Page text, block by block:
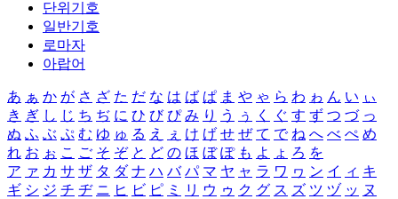
단위기호
일반기호
로마자
아랍어
あ ぁ か が さ ざ た だ な は ば ぱ ま や ゃ ら わ ゎ ん い ぃ
き ぎ し じ ち ぢ に ひ び ぴ み り う ぅ く ぐ す ず つ づ っ
ぬ ふ ぶ ぷ む ゆ ゅ る え ぇ け げ せ ぜ て で ね へ べ ぺ め
れ お ぉ こ ご そ ぞ と ど の ほ ぼ ぽ も よ ょ ろ を
ア ァ カ サ ザ タ ダ ナ ハ バ パ マ ヤ ャ ラ ワ ヮ ン イ ィ キ
ギ シ ジ チ ヂ ニ ヒ ビ ピ ミ リ ウ ゥ ク グ ス ズ ツ ヅ ッ ヌ